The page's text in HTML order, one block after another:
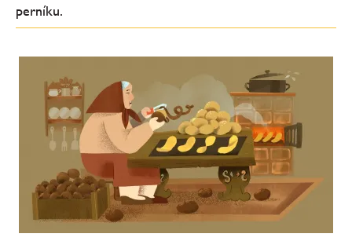
perníku.